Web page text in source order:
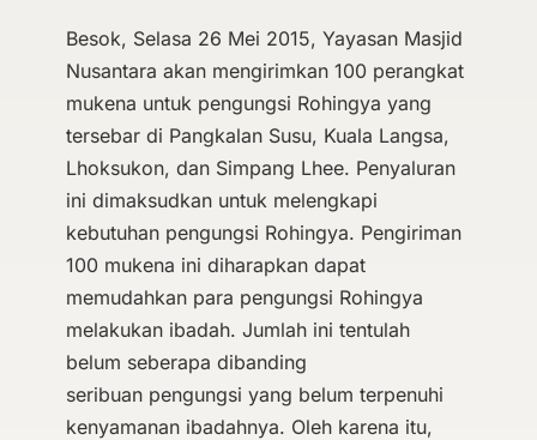
Besok, Selasa 26 Mei 2015, Yayasan Masjid
Nusantara akan mengirimkan 100 perangkat
mukena untuk pengungsi Rohingya yang
tersebar di Pangkalan Susu, Kuala Langsa,
Lhoksukon, dan Simpang Lhee. Penyaluran
ini dimaksudkan untuk melengkapi
kebutuhan pengungsi Rohingya. Pengiriman
100 mukena ini diharapkan dapat
memudahkan para pengungsi Rohingya
melakukan ibadah. Jumlah ini tentulah
belum seberapa dibanding
seribuan pengungsi yang belum terpenuhi
kenyamanan ibadahnya. Oleh karena itu,